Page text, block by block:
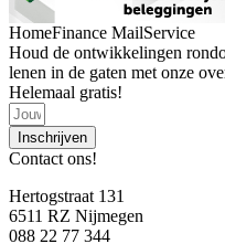
HomeFinance MailService
Houd de ontwikkelingen
lenen in de gaten met onze
Helemaal gratis!
Inschrijven
Contact ons!
Hertogstraat 131
6511 RZ Nijmegen
088 22 77 344